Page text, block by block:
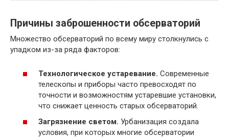
Причины заброшенности обсерваторий
Множество обсерваторий по всему миру столкнулись с
упадком из-за ряда факторов:
Технологическое устаревание. Современные
телескопы и приборы часто превосходят по
точности и возможностям устаревшие установки,
что снижает ценность старых обсерваторий.
Загрязнение светом. Урбанизация создала
условия, при которых многие обсерватории